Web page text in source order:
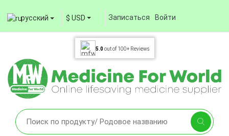
русский $ USD Записаться Войти
5.0out of 100+ Reviews